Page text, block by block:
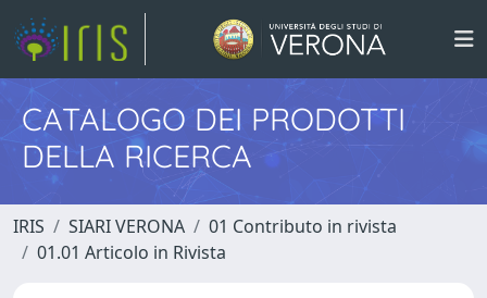
CATALOGO DEI PRODOTTI
DELLA RICERCA
IRIS SIARI VERONA
01 Contributo in rivista
01.01 Articolo in Rivista